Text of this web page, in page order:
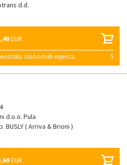
d.d.
EUR
slobodnih mjesta
5
d.o.o. Pula
BUSLY ( Arriva & Brioni )
EUR